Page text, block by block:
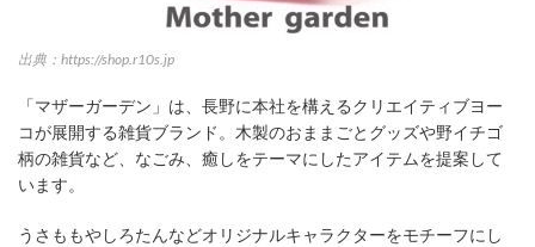
出典：https://shop.r10s.jp
「マザーガーデン」は、長野に本社を構えるクリエイティブヨー
コが展開する雑貨ブランド。木製のおままごとグッズや野イチゴ
柄の雑貨など、なごみ、癒しをテーマにしたアイテムを提案して
います。
うさももやしろたんなどオリジナルキャラクターをモチーフにし